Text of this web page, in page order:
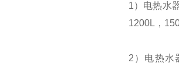
1）电热水
1200L，
2）电热水